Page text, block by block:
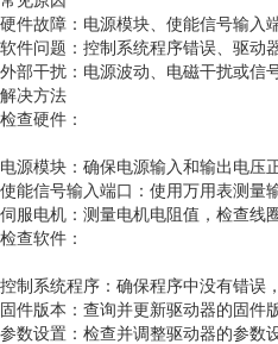
硬件故障‌：电源模块、使能信号输入
软件问题‌：控制系统程序错误、驱动
外部干扰‌：电源波动、电磁干扰或信
解决方法
‌检查硬件‌：
电源模块‌：确保电源输入和输出电压
使能信号输入端口‌：使用万用表测量
伺服电机‌：测量电机电阻值，检查线
‌检查软件‌：
控制系统程序‌：确保程序中没有错误
固件版本‌：查询并更新驱动器的固件
参数设置‌：检查并调整驱动器的参数